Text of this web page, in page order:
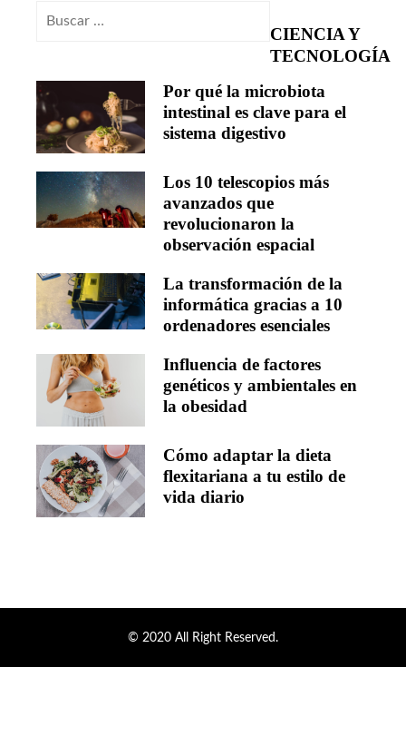
Buscar:
CIENCIA Y
TECNOLOGÍA
Por qué la microbiota
intestinal es clave para el
sistema digestivo
Los 10 telescopios más
avanzados que
revolucionaron la
observación espacial
La transformación de la
informática gracias a 10
ordenadores esenciales
Influencia de factores
genéticos y ambientales en
la obesidad
Cómo adaptar la dieta
flexitariana a tu estilo de
vida diario
© 2020 All Right Reserved.